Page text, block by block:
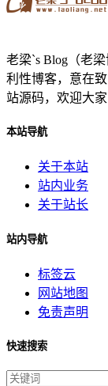
老梁`s Blog（老
利性博客，意在
站源码，欢迎大
本站导航
关于本站
站内业务
关于站长
站内导航
标签云
网站地图
免责声明
快速搜索